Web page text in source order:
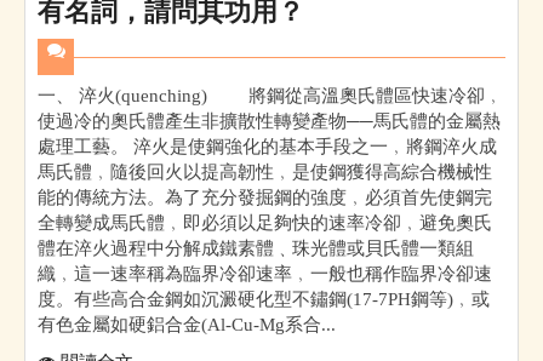
有名詞，請問其功用？
一、 淬火(quenching) 將鋼從高溫奧氏體區快速冷卻﹐
使過冷的奧氏體產生非擴散性轉變產物──馬氏體的金屬熱
處理工藝。 淬火是使鋼強化的基本手段之一﹐將鋼淬火成
馬氏體﹐隨後回火以提高韌性﹐是使鋼獲得高綜合機械性
能的傳統方法。為了充分發掘鋼的強度﹐必須首先使鋼完
全轉變成馬氏體﹐即必須以足夠快的速率冷卻﹐避免奧氏
體在淬火過程中分解成鐵素體﹑珠光體或貝氏體一類組
織﹐這一速率稱為臨界冷卻速率﹐一般也稱作臨界冷卻速
度。有些高合金鋼如沉澱硬化型不鏽鋼(17-7PH鋼等)﹐或
有色金屬如硬鋁合金(Al-Cu-Mg系合...